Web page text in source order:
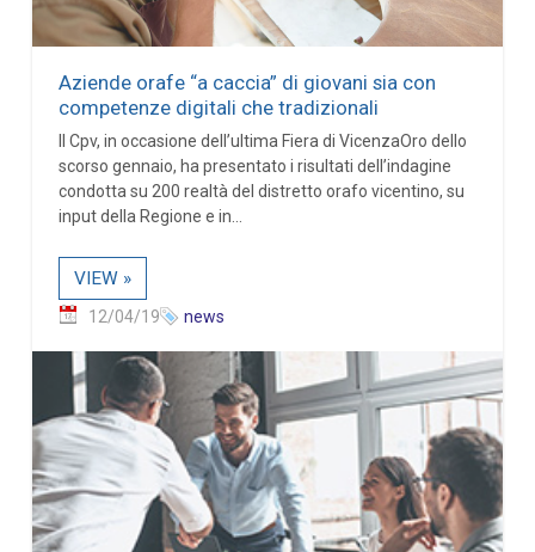
Aziende orafe “a caccia” di giovani sia con
competenze digitali che tradizionali
Il Cpv, in occasione dell’ultima Fiera di VicenzaOro dello
scorso gennaio, ha presentato i risultati dell’indagine
condotta su 200 realtà del distretto orafo vicentino, su
input della Regione e in...
VIEW »
12/04/19 news